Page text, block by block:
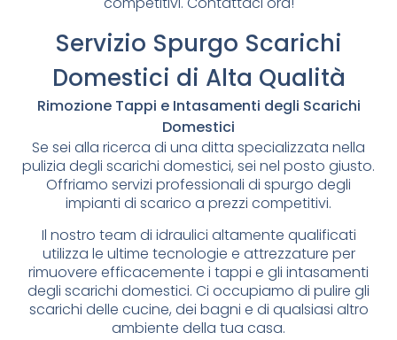
Servizio Spurgo Scarichi
Domestici di Alta Qualità
Rimozione Tappi e Intasamenti degli Scarichi
Domestici
Se sei alla ricerca di una ditta specializzata nella
pulizia degli scarichi domestici, sei nel posto giusto.
Offriamo servizi professionali di spurgo degli
impianti di scarico a prezzi competitivi.
Il nostro team di idraulici altamente qualificati
utilizza le ultime tecnologie e attrezzature per
rimuovere efficacemente i tappi e gli intasamenti
degli scarichi domestici. Ci occupiamo di pulire gli
scarichi delle cucine, dei bagni e di qualsiasi altro
ambiente della tua casa.